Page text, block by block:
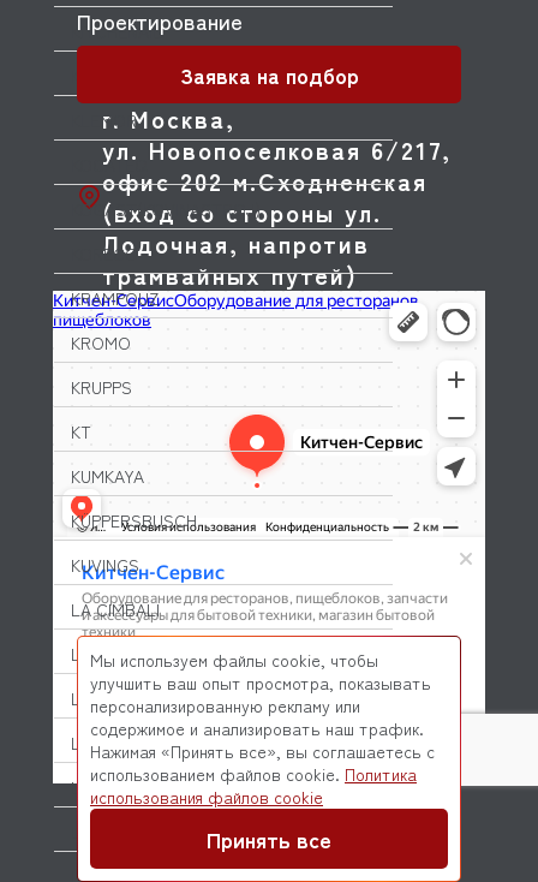
KITCHENAID
KLEMOR
KOCATEQ
KOGAST(KOVINASTROJ)
KORECO
KRAMPOUZ
KROMO
KRUPPS
KT
KUMKAYA
KÜPPERSBUSCH
KUVINGS
LA CIMBALI
LA MONFERRINA (IMPERIA)
LA MONFERRINA (не активен)
LA PAVONI
LAE ELECTRONIC
LAME ITALIA
г. Москва,
ул. Новопоселковая 6/217,
офис 202 м.Сходненская
(вход со стороны ул.
Лодочная, напротив
трамвайных путей)
Проектирование
Заявка на подбор
© 2026 Kitchen-Service.com Интернет-магазин запчастей
и оборудования профессиональной кухни
Мы используем файлы cookie, чтобы
улучшить ваш опыт просмотра, показывать
персонализированную рекламу или
содержимое и анализировать наш трафик.
Нажимая «Принять все», вы соглашаетесь с
использованием файлов cookie. Политика
использования файлов cookie
Принять все